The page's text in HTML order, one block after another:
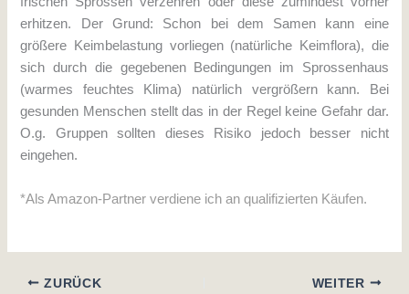
erhitzen. Der Grund: Schon bei dem Samen kann eine
größere Keimbelastung vorliegen (natürliche Keimflora), die
sich durch die gegebenen Bedingungen im Sprossenhaus
(warmes feuchtes Klima) natürlich vergrößern kann. Bei
gesunden Menschen stellt das in der Regel keine Gefahr dar.
O.g. Gruppen sollten dieses Risiko jedoch besser nicht
eingehen.
*Als Amazon-Partner verdiene ich an qualifizierten Käufen.
ZURÜCK WEITER